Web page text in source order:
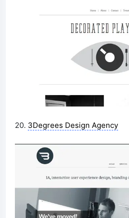
20. 3Degrees Design Agency